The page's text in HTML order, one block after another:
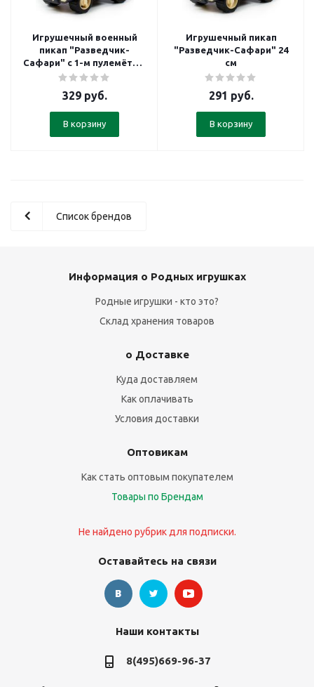
Игрушечный военный
пикап "Разведчик-
Сафари" с 1-м пулемётом
24 см
329руб.
В корзину
Игрушечный пикап
"Разведчик-Сафари" 24
см
291 руб.
В корзину
Список брендов
Информация о Родных игрушках
Родные игрушки - кто это?
Склад хранения товаров
о Доставке
Куда доставляем
Как оплачивать
Условия доставки
Оптовикам
Как стать оптовым покупателем
Товары по Брендам
Не найдено рубрик для подписки.
Оставайтесь на связи
Наши контакты
8(495)669-96-37